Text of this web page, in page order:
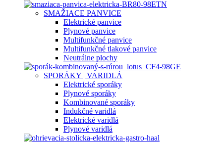
SMAŽIACE PANVICE
Elektrické panvice
Plynové panvice
Multifunkčné panvice
Multifunkčné tlakové panvice
Neutrálne plochy
SPORÁKY | VARIDLÁ
Elektrické sporáky
Plynové sporáky
Kombinované sporáky
Indukčné varidlá
Elektrické varidlá
Plynové varidlá